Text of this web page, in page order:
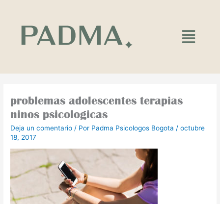
contenido
Main
Menu
problemas adolescentes terapias
ninos psicologicas
Deja un comentario / Por Padma Psicologos Bogota /octubre
18, 2017